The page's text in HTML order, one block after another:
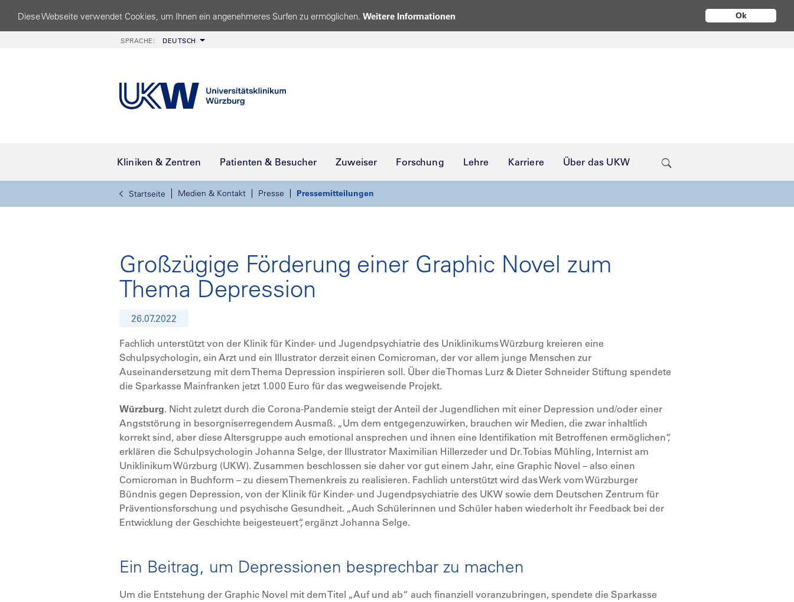
Ok
Diese Webseite verwendet Cookies, um Ihnen ein angenehmeres Surfen zu ermöglichen. Weitere Informationen
SPRACHE: DEUTSCH
Kliniken & Zentren Patienten & Besucher Zuweiser Forschung Lehre Karriere Über das UKW
Startseite Medien & Kontakt Presse Pressemitteilungen
Großzügige Förderung einer Graphic Novel zum
Thema Depression
26.07.2022
Fachlich unterstützt von der Klinik für Kinder- und Jugendpsychiatrie des Uniklinikums Würzburg kreieren eine
Schulpsychologin, ein Arzt und ein Illustrator derzeit einen Comicroman, der vor allem junge Menschen zur
Auseinandersetzung mit dem Thema Depression inspirieren soll. Über die Thomas Lurz & Dieter Schneider Stiftung spendete
die Sparkasse Mainfranken jetzt 1.000 Euro für das wegweisende Projekt.
Würzburg. Nicht zuletzt durch die Corona-Pandemie steigt der Anteil der Jugendlichen mit einer Depression und/oder einer
Angststörung in besorgniserregendem Ausmaß. „Um dem entgegenzuwirken, brauchen wir Medien, die zwar inhaltlich
korrekt sind, aber diese Altersgruppe auch emotional ansprechen und ihnen eine Identifikation mit Betroffenen ermöglichen“,
erklären die Schulpsychologin Johanna Selge, der Illustrator Maximilian Hillerzeder und Dr. Tobias Mühling, Internist am
Uniklinikum Würzburg (UKW). Zusammen beschlossen sie daher vor gut einem Jahr, eine Graphic Novel – also einen
Comicroman in Buchform – zu diesem Themenkreis zu realisieren. Fachlich unterstützt wird das Werk vom Würzburger
Bündnis gegen Depression, von der Klinik für Kinder- und Jugendpsychiatrie des UKW sowie dem Deutschen Zentrum für
Präventionsforschung und psychische Gesundheit. „Auch Schülerinnen und Schüler haben wiederholt ihr Feedback bei der
Entwicklung der Geschichte beigesteuert“, ergänzt Johanna Selge.
Ein Beitrag, um Depressionen besprechbar zu machen
Um die Entstehung der Graphic Novel mit dem Titel „Auf und ab“ auch finanziell voranzubringen, spendete die Sparkasse